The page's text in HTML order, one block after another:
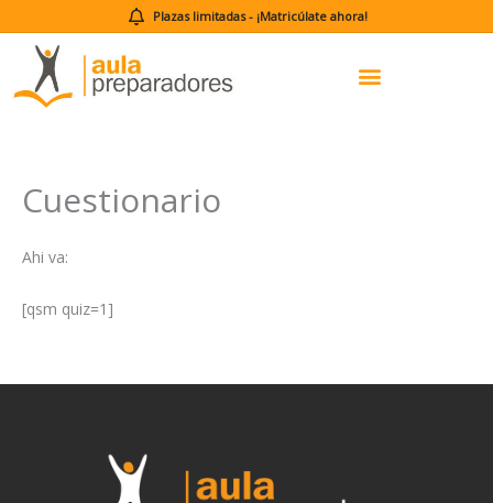
al
contenido
Plazas limitadas - ¡Matricúlate ahora!
Cuestionario
Ahi va:
[qsm quiz=1]